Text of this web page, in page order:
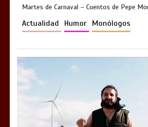
Martes de Carnaval – Cuentos de Pepe
Actualidad Humor Monólogos